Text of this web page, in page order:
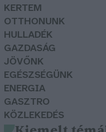
KERTEM
OTTHONUNK
HULLADÉK
GAZDASÁG
JÖVŐNK
EGÉSZSÉGÜNK
ENERGIA
GASZTRO
KÖZLEKEDÉS